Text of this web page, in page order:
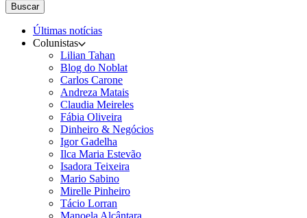
Buscar
Últimas notícias
Colunistas
Lilian Tahan
Blog do Noblat
Carlos Carone
Andreza Matais
Claudia Meireles
Fábia Oliveira
Dinheiro & Negócios
Igor Gadelha
Ilca Maria Estevão
Isadora Teixeira
Mario Sabino
Mirelle Pinheiro
Tácio Lorran
Manoela Alcântara